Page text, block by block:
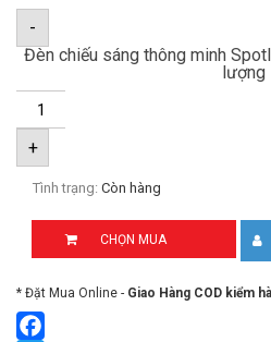
-
Đèn chiếu sáng thông minh
lượng
+
Tình trạng: Còn hàng
CHỌN MUA
* Đặt Mua Online - Giao Hàng COD kiểm